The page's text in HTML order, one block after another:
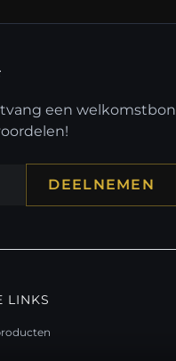
een welkomstbon
DEELNEMEN
LINKS